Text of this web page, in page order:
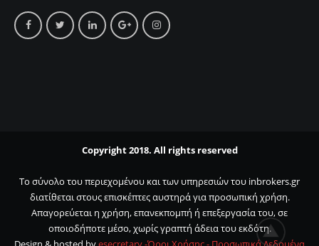
Copyright 2018. All rights reserved
Το σύνολο του περιεχομένου και των υπηρεσιών του inbrokers.gr
διατίθεται στους επισκέπτες αυστηρά για προσωπική χρήση.
Απαγορεύεται η χρήση, επανεκπομπή ή επεξεργασία του, σε
οποιοδήποτε μέσο, χωρίς γραπτή άδεια του εκδότη.